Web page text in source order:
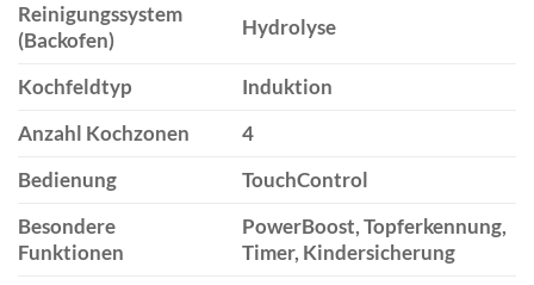
Reinigungssystem
(Backofen)
Hydrolyse
Kochfeldtyp
Induktion
Anzahl Kochzonen
4
Bedienung
TouchControl
Besondere
Funktionen
PowerBoost, Topferkennung,
Timer, Kindersicherung